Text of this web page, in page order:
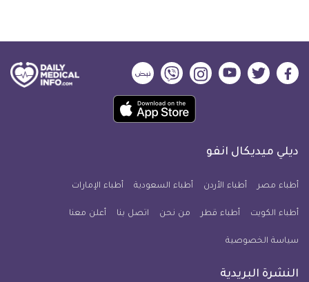
ديلي
فيسبوك
ديلي
تويتر
ديلي
ميديكال
يوتيوب
ديلي
ميديكال
انفو
ديلي
ميديكال
انفو
ديلي
ميديكال
انفو
حمل
تطبيق
معلومة
للآيفون
ديلي ميديكال انفو
أطباء مصر أطباء الأردن أطباء السعودية أطباء الإمارات
أطباء الكويت أطباء قطر من نحن اتصل بنا أعلن معنا
سياسة الخصوصية
النشرة البريدية